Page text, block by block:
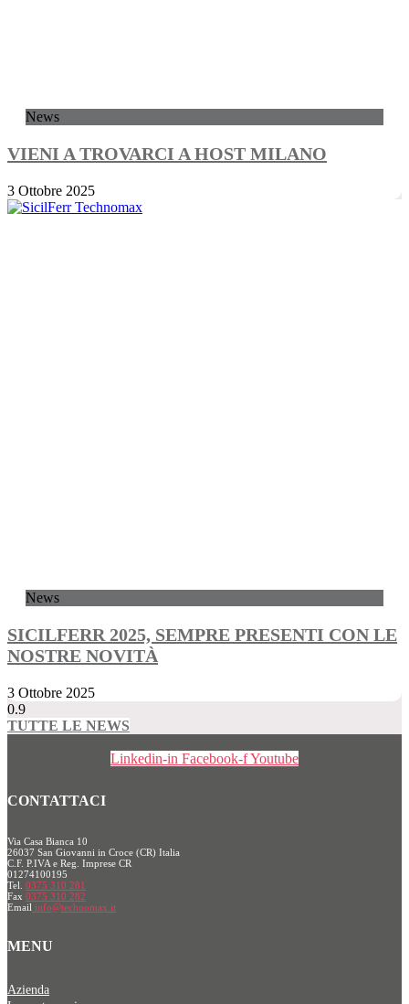
News
VIENI A TROVARCI A HOST MILANO
3 Ottobre 2025
News
SICILFERR 2025, SEMPRE PRESENTI CON LE
NOSTRE NOVITÀ
3 Ottobre 2025
TUTTE LE NEWS
Linkedin-in Facebook-fYoutube
CONTATTACI
Via Casa Bianca 10
26037 San Giovanni in Croce (CR) Italia
C.F. P.IVA e Reg. Imprese CR
01274100195
Tel. 0375 310 281
Fax 0375 310 282
Email info@technomax.it
MENU
Azienda